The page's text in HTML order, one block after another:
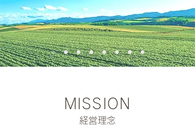
MISSION
経営理念